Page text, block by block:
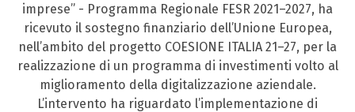
imprese” - Programma Regionale FESR 2021–2027, ha
ricevuto il sostegno finanziario dell’Unione Europea,
nell’ambito del progetto COESIONE ITALIA 21–27, per la
realizzazione di un programma di investimenti volto al
miglioramento della digitalizzazione aziendale.
L’intervento ha riguardato l’implementazione di